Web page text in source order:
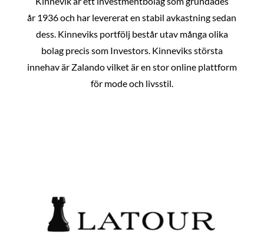
år 1936 och har levererat en stabil avkastning sedan
dess. Kinneviks portfölj består utav många olika
bolag precis som Investors. Kinneviks största
innehav är Zalando vilket är en stor online plattform
för mode och livsstil.